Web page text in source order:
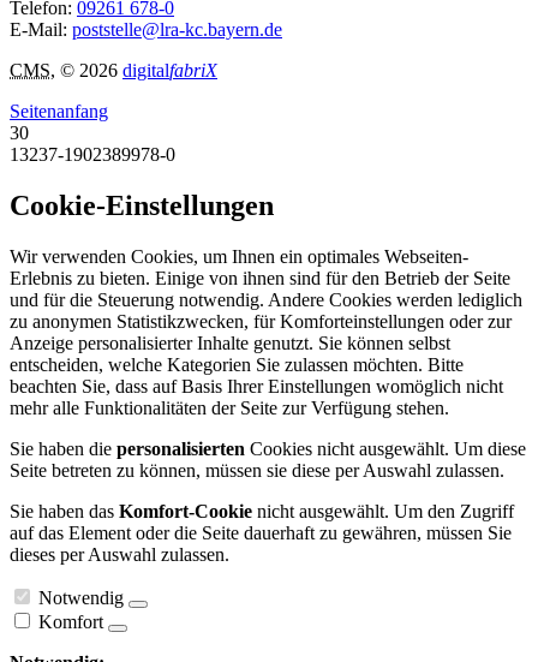
Telefon: 09261 678-0
E-Mail: poststelle@lra-kc.bayern.de
CMS, © 2026 digitalfabriX
Seitenanfang
30
13237-1902389978-0
Cookie-Einstellungen
Wir verwenden Cookies, um Ihnen ein optimales Webseiten-
Erlebnis zu bieten. Einige von ihnen sind für den Betrieb der Seite
und für die Steuerung notwendig. Andere Cookies werden lediglich
zu anonymen Statistikzwecken, für Komforteinstellungen oder zur
Anzeige personalisierter Inhalte genutzt. Sie können selbst
entscheiden, welche Kategorien Sie zulassen möchten. Bitte
beachten Sie, dass auf Basis Ihrer Einstellungen womöglich nicht
mehr alle Funktionalitäten der Seite zur Verfügung stehen.
Sie haben die personalisierten Cookies nicht ausgewählt. Um diese
Seite betreten zu können, müssen sie diese per Auswahl zulassen.
Sie haben das Komfort-Cookie nicht ausgewählt. Um den Zugriff
auf das Element oder die Seite dauerhaft zu gewähren, müssen Sie
dieses per Auswahl zulassen.
Notwendig
Komfort